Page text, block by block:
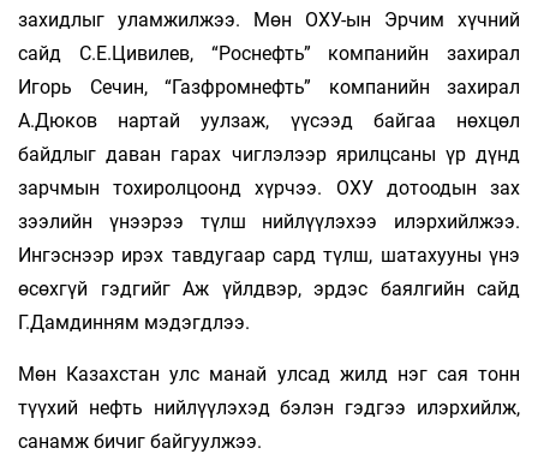
захидлыг уламжилжээ. Мөн ОХУ-ын Эрчим хүчний
сайд С.Е.Цивилев, “Роснефть” компанийн захирал
Игорь Сечин, “Газфромнефть” компанийн захирал
А.Дюков нартай уулзаж, үүсээд байгаа нөхцөл
байдлыг даван гарах чиглэлээр ярилцсаны үр дүнд
зарчмын тохиролцоонд хүрчээ. ОХУ дотоодын зах
зээлийн үнээрээ түлш нийлүүлэхээ илэрхийлжээ.
Ингэснээр ирэх тавдугаар сард түлш, шатахууны үнэ
өсөхгүй гэдгийг Аж үйлдвэр, эрдэс баялгийн сайд
Г.Дамдинням мэдэгдлээ.
Мөн Казахстан улс манай улсад жилд нэг сая тонн
түүхий нефть нийлүүлэхэд бэлэн гэдгээ илэрхийлж,
санамж бичиг байгуулжээ.